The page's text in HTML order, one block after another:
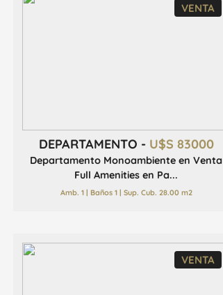
VENTA
DEPARTAMENTO - U$S 83000
Departamento Monoambiente en Venta
Full Amenities en Pa...
Amb. 1 | Baños 1 | Sup. Cub. 28.00 m2
VENTA